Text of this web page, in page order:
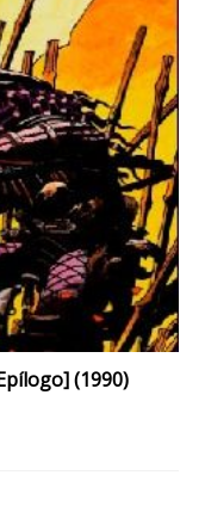
(1990)